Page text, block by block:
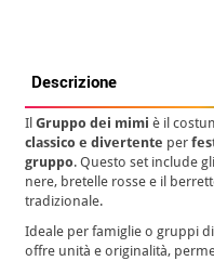
Descrizione
IlGruppo dei mimi è il
classico e divertente per
gruppo. Questo set include
nere, bretelle rosse e il
tradizionale.
Ideale per famiglie o gruppi
offre unità e originalità,